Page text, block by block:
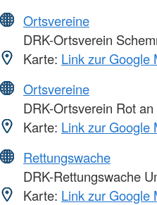
Ortsvereine
DRK-Ortsverein
Karte: Link zur Google
Ortsvereine
DRK-Ortsverein Rot
Karte: Link zur Google
Rettungswache
DRK-Rettungswache
Karte: Link zur Google